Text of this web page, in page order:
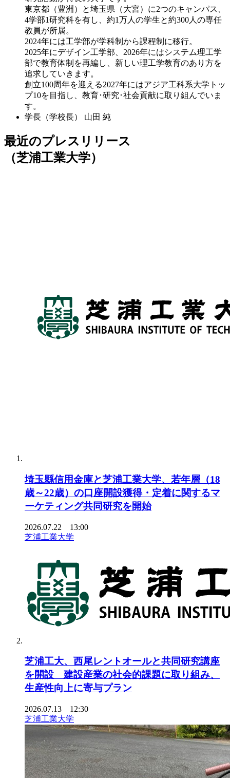
東京都（豊洲）と埼玉県（大宮）に2つのキャンパス、
4学部1研究科を有し、約1万人の学生と約300人の専任
教員が所属。
2024年には工学部が学科制から課程制に移行。
2025年にデザイン工学部、2026年にはシステム理工学
部で教育体制を再編し、新しい理工学教育のあり方を
追求していきます。
創立100周年を迎える2027年にはアジア工科系大学トッ
プ10を目指し、教育･研究･社会貢献に取り組んでいま
す。
学長（学校長）
山田 純
最近のプレスリリース
（芝浦工業大学）
埼玉縣信用金庫と芝浦工業大学、若年層（18
歳～22歳）の口座開設獲得・定着に関するマ
ーケティング共同研究を開始
2026.07.22 13:00
芝浦工業大学
芝浦工大、西尾レントオールと共同研究講座
を開設 建設産業の社会的課題に取り組み、
生産性向上に寄与プラン
2026.07.13 12:30
芝浦工業大学